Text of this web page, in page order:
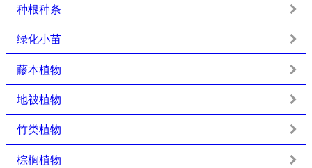
种根种条
绿化小苗
藤本植物
地被植物
竹类植物
棕榈植物